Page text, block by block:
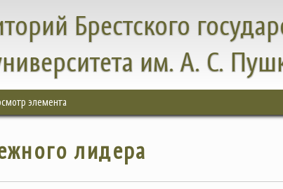
Брестского
им. А. С.
элемента
лидера